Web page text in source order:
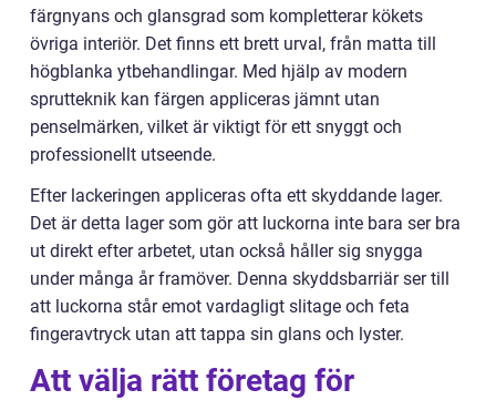
färgnyans och glansgrad som kompletterar kökets
övriga interiör. Det finns ett brett urval, från matta till
högblanka ytbehandlingar. Med hjälp av modern
sprutteknik kan färgen appliceras jämnt utan
penselmärken, vilket är viktigt för ett snyggt och
professionellt utseende.
Efter lackeringen appliceras ofta ett skyddande lager.
Det är detta lager som gör att luckorna inte bara ser bra
ut direkt efter arbetet, utan också håller sig snygga
under många år framöver. Denna skyddsbarriär ser till
att luckorna står emot vardagligt slitage och feta
fingeravtryck utan att tappa sin glans och lyster.
Att välja rätt företag för